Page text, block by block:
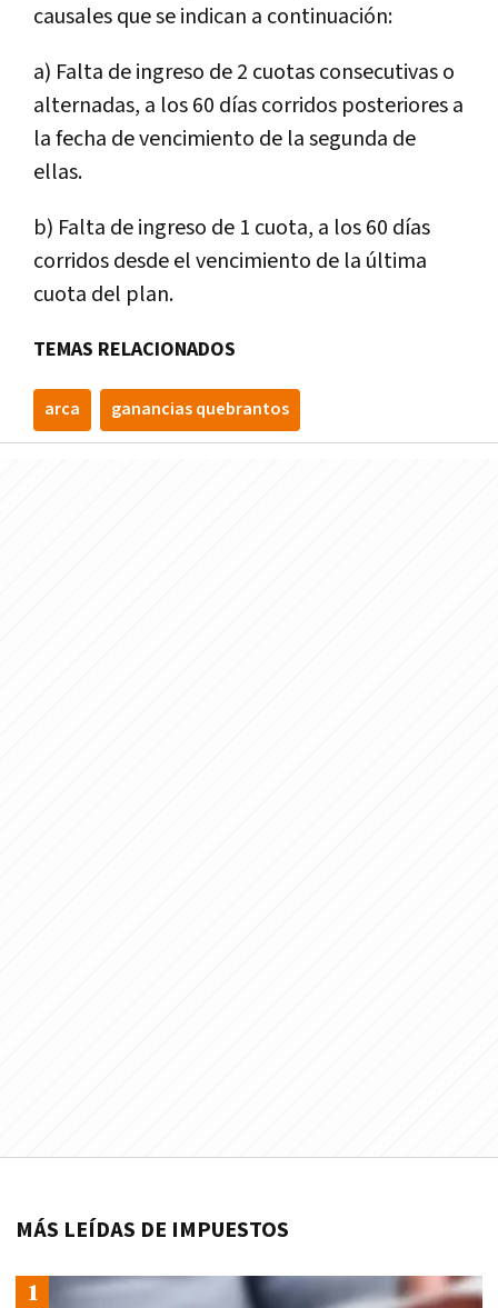
causales que se indican a continuación:
a) Falta de ingreso de 2 cuotas consecutivas o
alternadas, a los 60 días corridos posteriores a
la fecha de vencimiento de la segunda de
ellas.
b) Falta de ingreso de 1 cuota, a los 60 días
corridos desde el vencimiento de la última
cuota del plan.
TEMAS RELACIONADOS
arca ganancias quebrantos
MÁS LEÍDAS DE IMPUESTOS